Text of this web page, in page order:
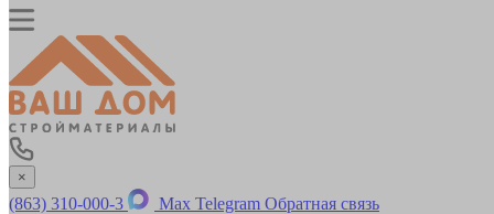
×
(863) 310-000-3 Max Telegram Обратная связь